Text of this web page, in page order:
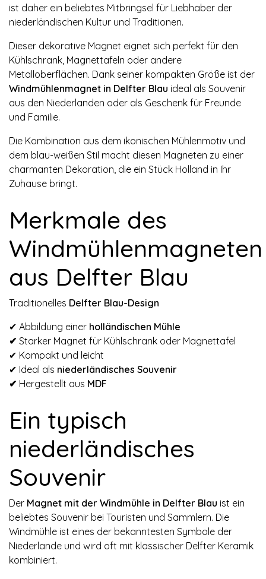
ist daher ein beliebtes Mitbringsel für Liebhaber der
niederländischen Kultur und Traditionen.
Dieser dekorative Magnet eignet sich perfekt für den
Kühlschrank, Magnettafeln oder andere
Metalloberflächen. Dank seiner kompakten Größe ist der
Windmühlenmagnet in Delfter Blau ideal als Souvenir
aus den Niederlanden oder als Geschenk für Freunde
und Familie.
Die Kombination aus dem ikonischen Mühlenmotiv und
dem blau-weißen Stil macht diesen Magneten zu einer
charmanten Dekoration, die ein Stück Holland in Ihr
Zuhause bringt.
Merkmale des
Windmühlenmagneten
aus Delfter Blau
Traditionelles Delfter Blau-Design
✔ Abbildung einer holländischen Mühle
✔ Starker Magnet für Kühlschrank oder Magnettafel
✔ Kompakt und leicht
✔ Ideal als niederländisches Souvenir
✔ Hergestellt aus MDF
Ein typisch
niederländisches
Souvenir
Der Magnet mit der Windmühle in Delfter Blau ist ein
beliebtes Souvenir bei Touristen und Sammlern. Die
Windmühle ist eines der bekanntesten Symbole der
Niederlande und wird oft mit klassischer Delfter Keramik
kombiniert.